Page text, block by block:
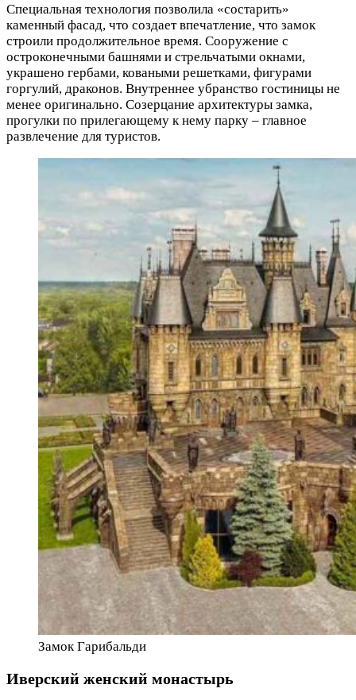
Специальная технология позволила «состарить»
каменный фасад, что создает впечатление, что замок
строили продолжительное время. Сооружение с
остроконечными башнями и стрельчатыми окнами,
украшено гербами, коваными решетками, фигурами
горгулий, драконов. Внутреннее убранство гостиницы не
менее оригинально. Созерцание архитектуры замка,
прогулки по прилегающему к нему парку – главное
развлечение для туристов.
Замок Гарибальди
Иверский женский монастырь